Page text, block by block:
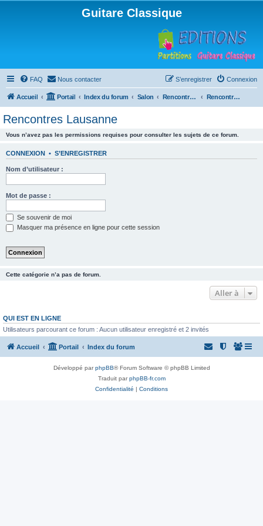
Guitare Classique
FAQ Nous contacter Connexion
S’enregistrer
Accueil Portail Index du forum Salon Rencontres musicales Rencontres Lausanne
Rencontres Lausanne
Vous n’avez pas les permissions requises pour consulter les sujets de ce forum.
CONNEXION • S’ENREGISTRER
Nom d’utilisateur :
Mot de passe :
Se souvenir de moi
Masquer ma présence en ligne pour cette session
Cette catégorie n’a pas de forum.
Aller à
QUI EST EN LIGNE
Utilisateurs parcourant ce forum : Aucun utilisateur enregistré et 2 invités
Accueil Portail Index du forum
Développé parphpBB® Forum Software © phpBB Limited
Traduit parphpBB-fr.com
Confidentialité | Conditions